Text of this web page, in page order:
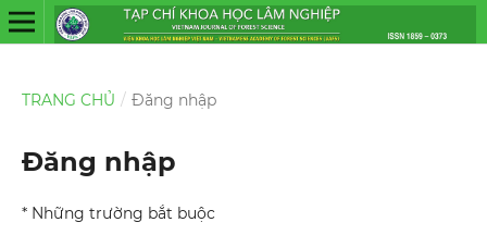
TRANG CHỦ / Đăng nhập
Đăng nhập
* Những trường bắt buộc